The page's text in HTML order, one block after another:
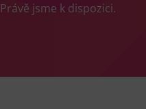
Právě jsme k dispozici.